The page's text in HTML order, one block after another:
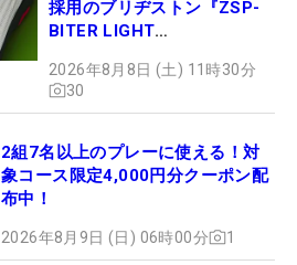
採用のブリヂストン『ZSP-
BITER LIGHT
ュー
2026年8月8日 (土) 11時30分
30
2組7名以上のプレーに使える！対
象コース限定4,000円分クーポン配
布中！
2026年8月9日 (日) 06時00分 1